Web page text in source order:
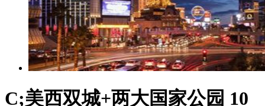
C;美西双城+两大国家公园 10